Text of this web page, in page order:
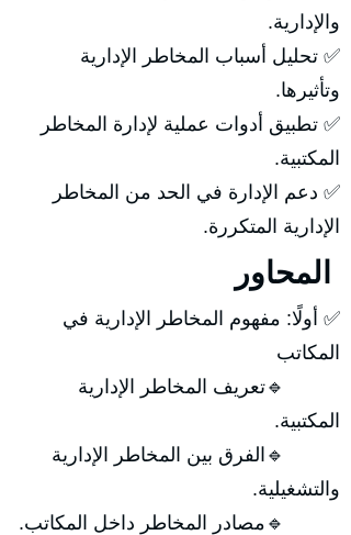
والإدارية.
✅ تحليل أسباب المخاطر الإدارية
وتأثيرها.
✅ تطبيق أدوات عملية لإدارة المخاطر
المكتبية.
✅ دعم الإدارة في الحد من المخاطر
الإدارية المتكررة.
✅ أولًا: مفهوم المخاطر الإدارية في
المكاتب
🔹تعريف المخاطر الإدارية
المكتبية.
🔹الفرق بين المخاطر الإدارية
والتشغيلية.
🔹مصادر المخاطر داخل المكاتب.